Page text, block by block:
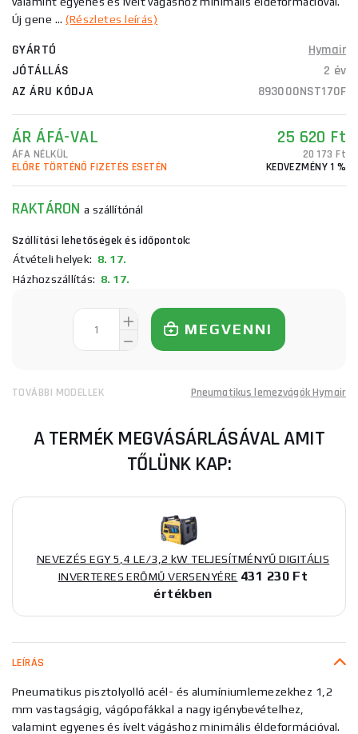
Új gene ...(Részletes leírás)
GYÁRTÓ
Hymair
JÓTÁLLÁS
2 év
AZ ÁRU KÓDJA
893000NST170F
ÁR ÁFÁ-VAL 25 620 Ft
ÁFA NÉLKÜL
20 173 Ft
ELŐRE TÖRTÉNŐ FIZETÉS ESETÉN
KEDVEZMÉNY 1 %
RAKTÁRONa szállítónál
Szállítási lehetőségek és időpontok:
Átvételi helyek: 8. 17.
Házhozszállítás: 8. 17.
MEGVENNI
TOVÁBBI MODELLEK Pneumatikus lemezvágók Hymair
A TERMÉK MEGVÁSÁRLÁSÁVAL AMIT
TŐLÜNK KAP:
NEVEZÉS EGY 5,4 LE/3,2 kW TELJESÍTMÉNYŰ DIGITÁLIS
INVERTERES ERŐMŰ VERSENYÉRE 431 230 Ft
értékben
LEÍRÁS
Pneumatikus pisztolyolló acél- és alumíniumlemezekhez 1,2
mm vastagságig, vágópofákkal a nagy igénybevételhez,
valamint egyenes és ívelt vágáshoz minimális éldeformációval.